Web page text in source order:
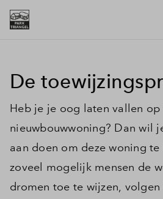
De
Heb je je oog laten vallen op
nieuwbouwwoning? Dan wil
aan doen om deze woning
zoveel mogelijk mensen de
dromen toe te wijzen, volgen